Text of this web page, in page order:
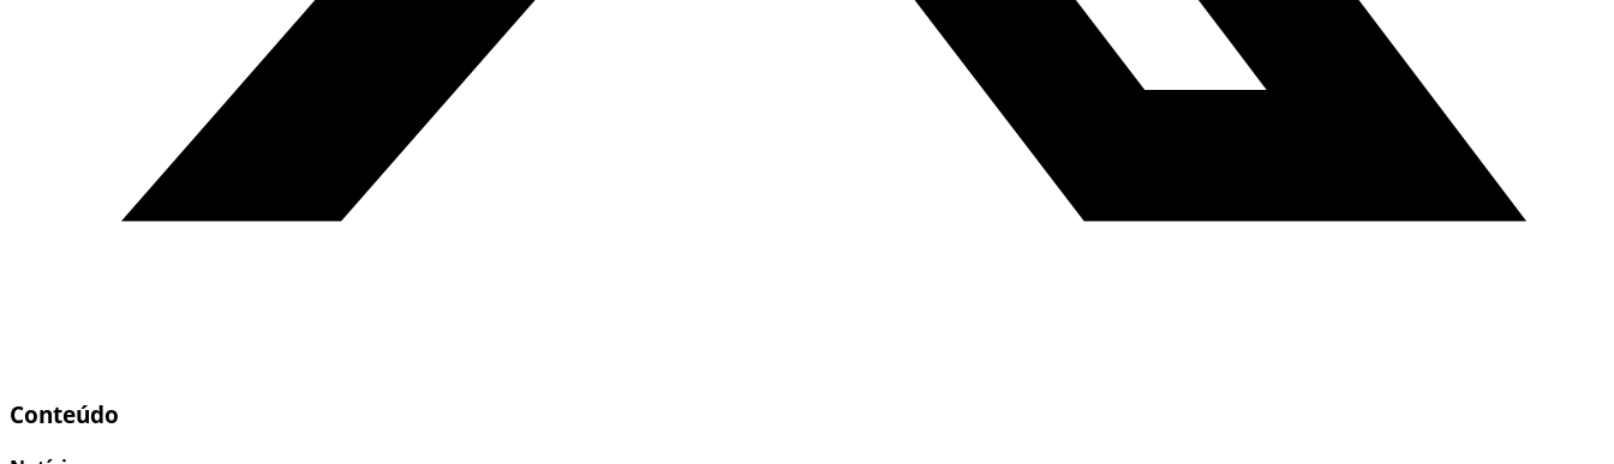
Conteúdo